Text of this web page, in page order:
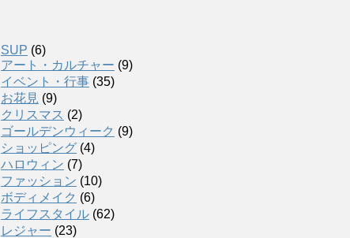
SUP (6)
アート・カルチャー (9)
イベント・行事 (35)
お花見 (9)
クリスマス (2)
ゴールデンウィーク (9)
ショッピング (4)
ハロウィン (7)
ファッション (10)
ボディメイク (6)
ライフスタイル (62)
レジャー (23)